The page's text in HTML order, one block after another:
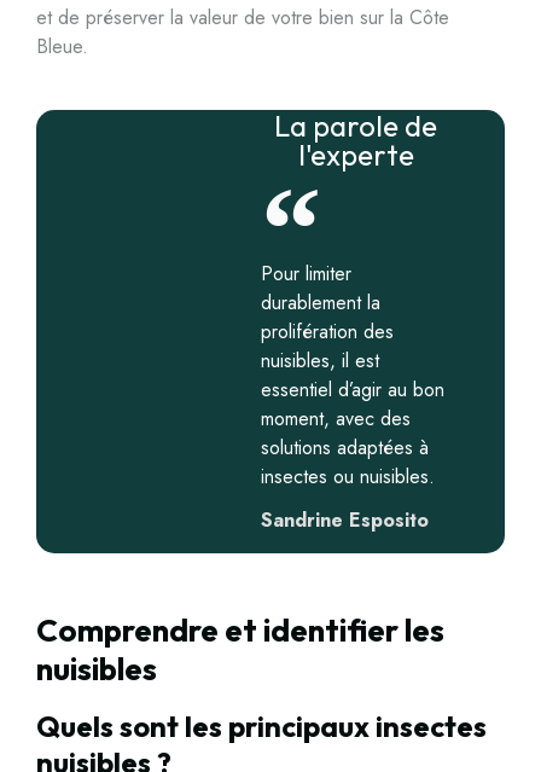
et de préserver la valeur de votre bien sur la Côte
Bleue.
La parole de
l'experte
Pour limiter
durablement la
prolifération des
nuisibles, il est
essentiel d’agir au bon
moment, avec des
solutions adaptées à
insectes ou nuisibles.
Sandrine Esposito
Comprendre et identifier les
nuisibles
Quels sont les principaux insectes
nuisibles ?